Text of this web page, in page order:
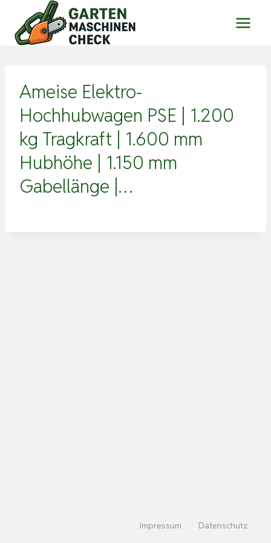
Inhalt
springen
Ameise Elektro-
Hochhubwagen PSE | 1.200
kg Tragkraft | 1.600 mm
Hubhöhe | 1.150 mm
Gabellänge |…
Impressum Datenschutz